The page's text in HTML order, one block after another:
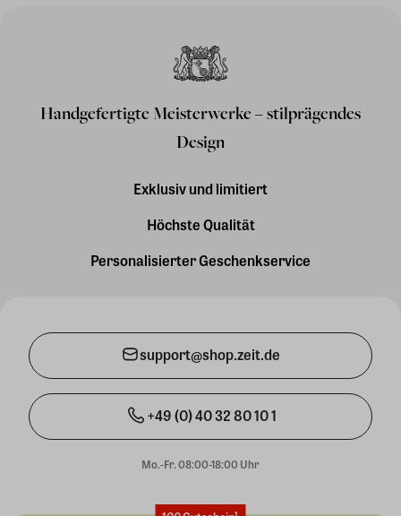
Handgefertigte Meisterwerke – stilprägendes
Design
Exklusiv und limitiert
Höchste Qualität
Personalisierter Geschenkservice
support@shop.zeit.de
+49 (0) 40 32 80 10 1
Mo.-Fr. 08:00-18:00 Uhr